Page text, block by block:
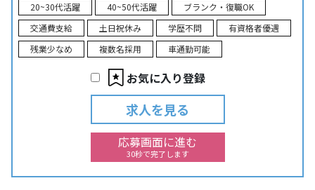
20~30代活躍 40~50代活躍
ブランク・復職OK
交通費支給
土日祝休み 学歴不問
有資格者優遇
残業少なめ
複数名採用 車通勤可能
お気に入り登録
求人を見る
応募画面に進む
30秒で完了します